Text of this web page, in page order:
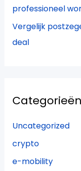
professioneel
Vergelijk
deal
Categorieën
Uncategorized
crypto
e-mobility